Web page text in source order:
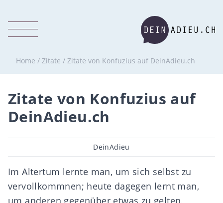
Home / Zitate / Zitate von Konfuzius auf DeinAdieu.ch
Zitate von Konfuzius auf
DeinAdieu.ch
Beitragsautor
DeinAdieu
Im Altertum lernte man, um sich selbst zu
vervollkommnen; heute dagegen lernt man,
um anderen gegenüber etwas zu gelten.